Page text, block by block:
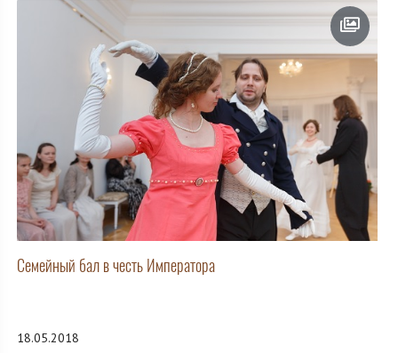
Семейный бал в честь Императора
18.05.2018